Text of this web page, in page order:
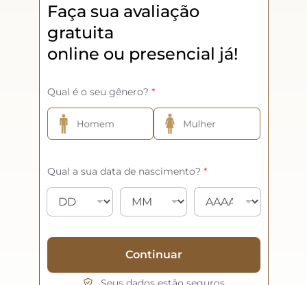
Faça sua avaliação
gratuita
online ou presencial já!
Qual é o seu gênero? *
Qual a sua data de nascimento? *
Continuar